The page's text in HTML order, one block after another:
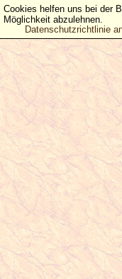
Cookies helfen uns bei der
Möglichkeit abzulehnen.
Datenschutzrichtlinie